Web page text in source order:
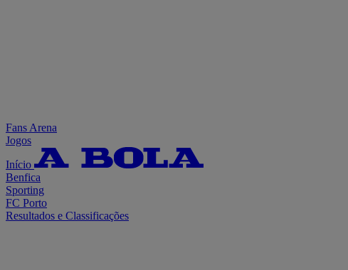
Fans Arena
Jogos
Início
Benfica
Sporting
FC Porto
Resultados e Classificações